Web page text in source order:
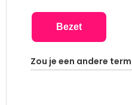
Bezet
Zou je een andere